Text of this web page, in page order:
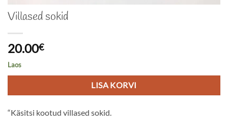
Villased sokid
20.00€
Laos
LISA KORVI
“Käsitsi kootud villased sokid.